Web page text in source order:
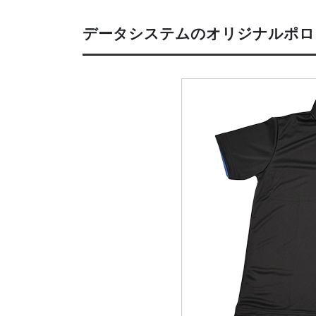
データシステムのオリジナルポ